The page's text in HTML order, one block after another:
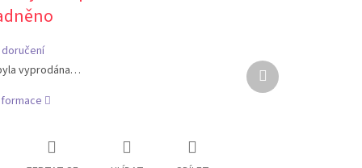
vyprodána…
Další
produkt